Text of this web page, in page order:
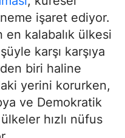
işaret ediyor.
en kalabalık ülkesi
karşı karşıya
biri haline
yerini korurken,
ve Demokratik
hızlı nüfus